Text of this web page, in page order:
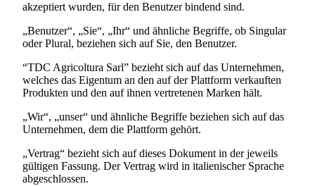
akzeptiert wurden, für den Benutzer bindend sind.
„Benutzer“, „Sie“, „Ihr“ und ähnliche Begriffe, ob Singular
oder Plural, beziehen sich auf Sie, den Benutzer.
“TDC Agricoltura Sarl” bezieht sich auf das Unternehmen,
welches das Eigentum an den auf der Plattform verkauften
Produkten und den auf ihnen vertretenen Marken hält.
„Wir“, „unser“ und ähnliche Begriffe beziehen sich auf das
Unternehmen, dem die Plattform gehört.
„Vertrag“ bezieht sich auf dieses Dokument in der jeweils
gültigen Fassung. Der Vertrag wird in italienischer Sprache
abgeschlossen.